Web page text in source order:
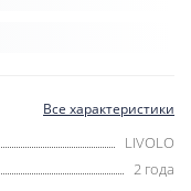
Все характеристики
LIVOLO
2 года